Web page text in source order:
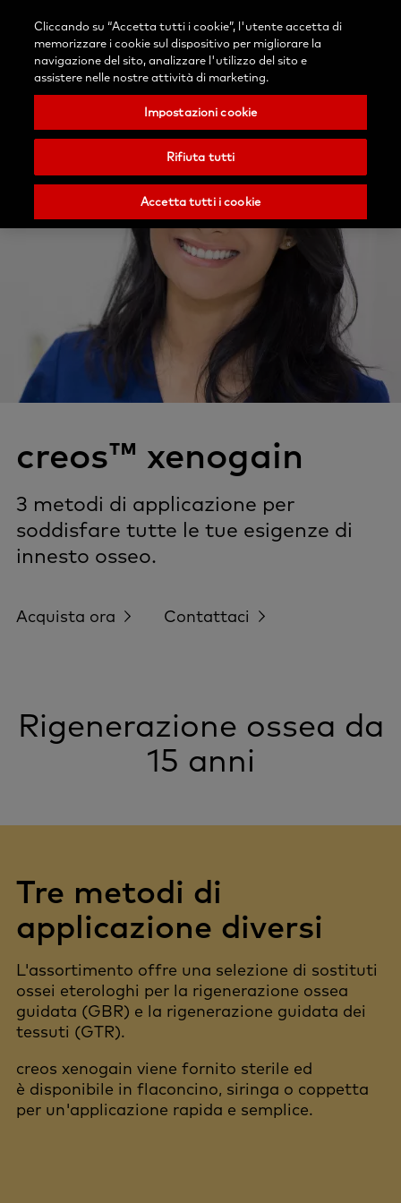
Accedi Blog Contattaci
Seleziona
il
paese
Nobel
Biocare
Ricerca Menu
creos™ xenogain
3 metodi di applicazione per
soddisfare tutte le tue esigenze di
innesto osseo.
Acquista ora Contattaci
Rigenerazione ossea da
15 anni
Tre metodi di
applicazione diversi
L'assortimento offre una selezione di sostituti
ossei eterologhi per la rigenerazione ossea
guidata (GBR) e la rigenerazione guidata dei
tessuti (GTR).
creos xenogain viene fornito sterile ed
è disponibile in flaconcino, siringa o coppetta
per un'applicazione rapida e semplice.
Cliccando su “Accetta tutti i cookie”, l'utente accetta di
memorizzare i cookie sul dispositivo per migliorare la
navigazione del sito, analizzare l'utilizzo del sito e
assistere nelle nostre attività di marketing.
Impostazioni cookie
Rifiuta tutti
Accetta tutti i cookie